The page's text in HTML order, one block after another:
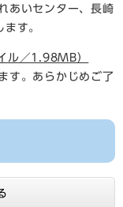
あいセンター、長崎
す。
ル／1.98MB）
す。あらかじめご了